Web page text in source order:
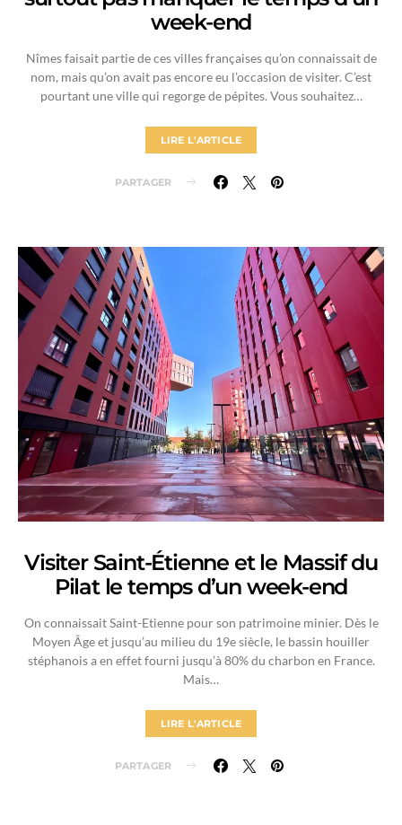
week-end
Nîmes faisait partie de ces villes françaises qu’on connaissait de
nom, mais qu’on avait pas encore eu l’occasion de visiter. C’est
pourtant une ville qui regorge de pépites. Vous souhaitez…
LIRE L'ARTICLE
PARTAGER
Visiter Saint-Étienne et le Massif du
Pilat le temps d’un week-end
On connaissait Saint-Etienne pour son patrimoine minier. Dès le
Moyen Âge et jusqu’au milieu du 19e siècle, le bassin houiller
stéphanois a en effet fourni jusqu’à 80% du charbon en France.
Mais…
LIRE L'ARTICLE
PARTAGER